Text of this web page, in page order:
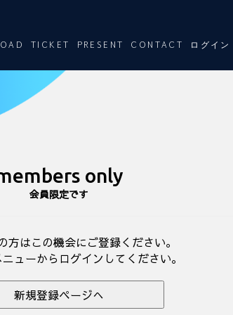
TICKET PRESENT CONTACT ログイン
only
会員限定です
方はこの機会にご登録ください。
ューからログインしてください。
新規登録ページへ